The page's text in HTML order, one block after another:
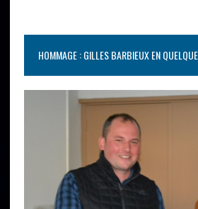
HOMMAGE : GILLES BARBIEUX EN